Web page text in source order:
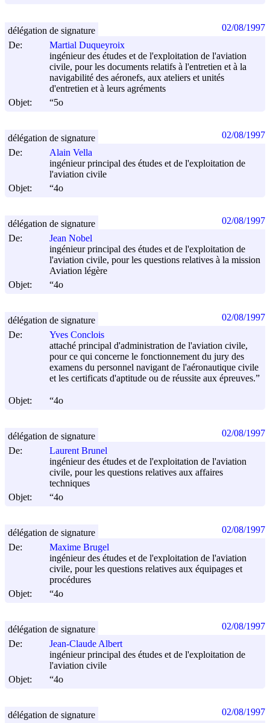
De:
Martial Duqueyroix
ingénieur des études et de l'exploitation de l'aviation
civile, pour les documents relatifs à l'entretien et à la
navigabilité des aéronefs, aux ateliers et unités
d'entretien et à leurs agréments
Objet:
“5o
délégation de signature 02/08/1997
De:
Alain Vella
ingénieur principal des études et de l'exploitation de
l'aviation civile
Objet:
“4o
délégation de signature 02/08/1997
De:
Jean Nobel
ingénieur principal des études et de l'exploitation de
l'aviation civile, pour les questions relatives à la mission
Aviation légère
Objet:
“4o
délégation de signature 02/08/1997
De:
Yves Conclois
attaché principal d'administration de l'aviation civile,
pour ce qui concerne le fonctionnement du jury des
examens du personnel navigant de l'aéronautique civile
et les certificats d'aptitude ou de réussite aux épreuves.”
Objet: “4o
délégation de signature 02/08/1997
De:
Laurent Brunel
ingénieur des études et de l'exploitation de l'aviation
civile, pour les questions relatives aux affaires
techniques
Objet:
“4o
délégation de signature 02/08/1997
De:
Maxime Brugel
ingénieur des études et de l'exploitation de l'aviation
civile, pour les questions relatives aux équipages et
procédures
Objet:
“4o
délégation de signature 02/08/1997
De:
Jean-Claude Albert
ingénieur principal des études et de l'exploitation de
l'aviation civile
Objet:
“4o
délégation de signature 02/08/1997
délégation de signature 02/08/1997